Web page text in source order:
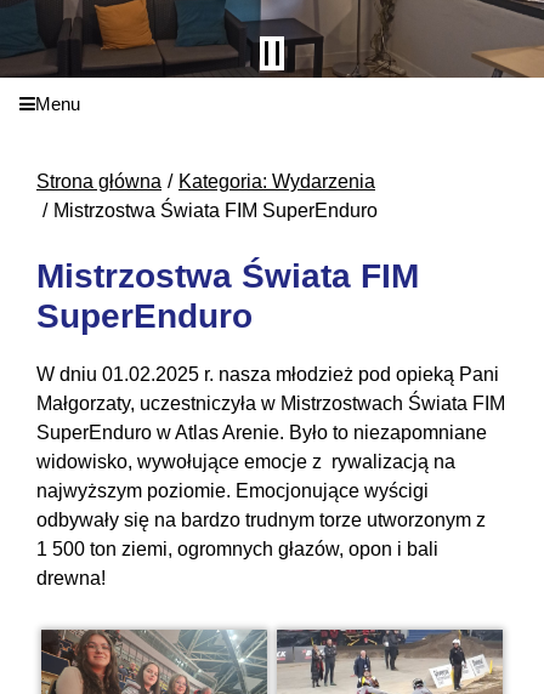
Menu
Strona główna
Kategoria: Wydarzenia
Mistrzostwa Świata FIM SuperEnduro
Mistrzostwa Świata FIM
SuperEnduro
W dniu 01.02.2025 r. nasza młodzież pod opieką Pani
Małgorzaty, uczestniczyła w Mistrzostwach Świata FIM
SuperEnduro w Atlas Arenie. Było to niezapomniane
widowisko, wywołujące emocje z rywalizacją na
najwyższym poziomie. Emocjonujące wyścigi
odbywały się na bardzo trudnym torze utworzonym z
1 500 ton ziemi, ogromnych głazów, opon i bali
drewna!